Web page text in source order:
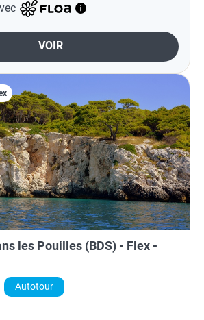
VOIR
les Pouilles (BDS) - Flex -
Autotour